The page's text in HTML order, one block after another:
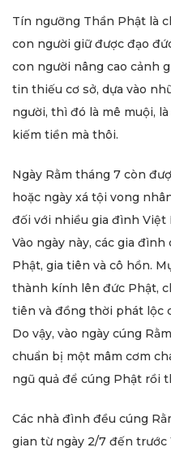
Tín ngưỡng Thần Phật là
con người giữ được đạo
con người nâng cao cảnh
tin thiếu cơ sở, dựa vào
người, thì đó là mê muội,
kiếm tiền mà thôi.
Ngày Rằm tháng 7 còn
hoặc ngày xá tội vong
đối với nhiều gia đình Việt
Vào ngày này, các gia
Phật, gia tiên và cô hồn.
thành kính lên đức Phật,
tiên và đồng thời phát lộc
Do vậy, vào ngày cúng
chuẩn bị một mâm cơm
ngũ quả để cúng Phật rồi
Các nhà đình đều cúng
gian từ ngày 2/7 đến trước